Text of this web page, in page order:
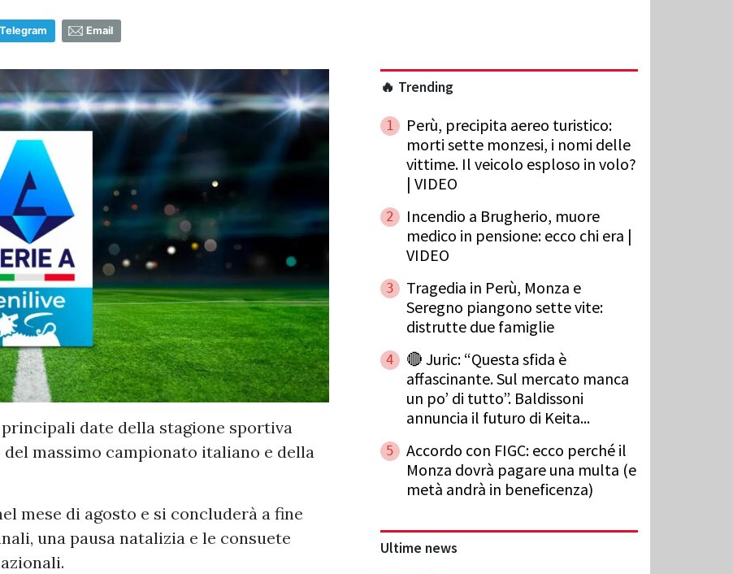
Telegram Email
date della stagione sportiva
massimo campionato italiano e della
mese di agosto e si concluderà a fine
una pausa natalizia e le consuete
🔥 Trending
1
Perù, precipita aereo turistico:
morti sette monzesi, i nomi delle
vittime. Il veicolo esploso in volo?
| VIDEO
2
Incendio a Brugherio, muore
medico in pensione: ecco chi era |
VIDEO
3
Tragedia in Perù, Monza e
Seregno piangono sette vite:
distrutte due famiglie
4
🔴 Juric: “Questa sfida è
affascinante. Sul mercato manca
un po’ di tutto”. Baldissoni
annuncia il futuro di Keita...
5
Accordo con FIGC: ecco perché il
Monza dovrà pagare una multa (e
metà andrà in beneficenza)
Ultime news